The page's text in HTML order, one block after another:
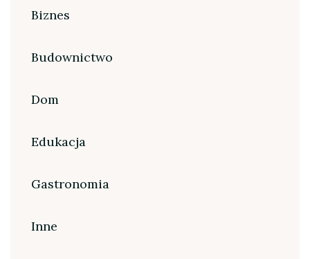
Biznes
Budownictwo
Dom
Edukacja
Gastronomia
Inne